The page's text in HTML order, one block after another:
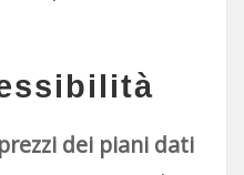
prezzi dei piani dati